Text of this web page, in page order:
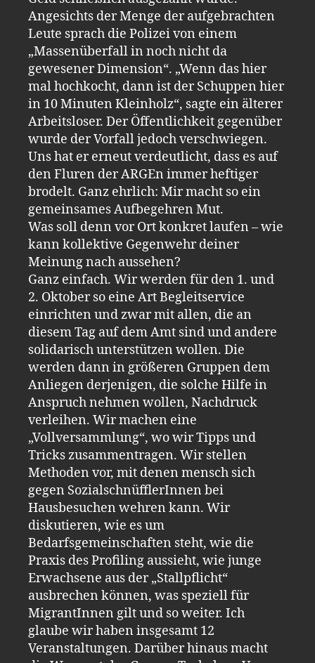
Angesichts der Menge der aufgebrachten
Leute sprach die Polizei von einem
„Massenüberfall in noch nicht da
gewesener Dimension“. „Wenn das hier
mal hochkocht, dann ist der Schuppen hier
in 10 Minuten Kleinholz“, sagte ein älterer
Arbeitsloser. Der Öffentlichkeit gegenüber
wurde der Vorfall jedoch verschwiegen.
Uns hat er erneut verdeutlicht, dass es auf
den Fluren der ARGEn immer heftiger
brodelt. Ganz ehrlich: Mir macht so ein
gemeinsames Aufbegehren Mut.
Was soll denn vor Ort konkret laufen – wie
kann kollektive Gegenwehr deiner
Meinung nach aussehen?
Ganz einfach. Wir werden für den 1. und
2. Oktober so eine Art Begleitservice
einrichten und zwar mit allen, die an
diesem Tag auf dem Amt sind und andere
solidarisch unterstützen wollen. Die
werden dann in größeren Gruppen dem
Anliegen derjenigen, die solche Hilfe in
Anspruch nehmen wollen, Nachdruck
verleihen. Wir machen eine
„Vollversammlung“, wo wir Tipps und
Tricks zusammentragen. Wir stellen
Methoden vor, mit denen mensch sich
gegen SozialschnüfflerInnen bei
Hausbesuchen wehren kann. Wir
diskutieren, wie es um
Bedarfsgemeinschaften steht, wie die
Praxis des Profiling aussieht, wie junge
Erwachsene aus der „Stallpflicht“
ausbrechen können, was speziell für
MigrantInnen gilt und so weiter. Ich
glaube wir haben insgesamt 12
Veranstaltungen. Darüber hinaus macht